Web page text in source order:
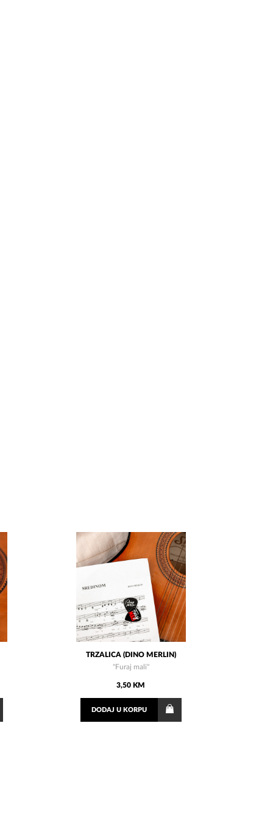
TRZALICA (DINO MERLIN)
''Furaj mali''
3,50 KM
DODAJU KORPU